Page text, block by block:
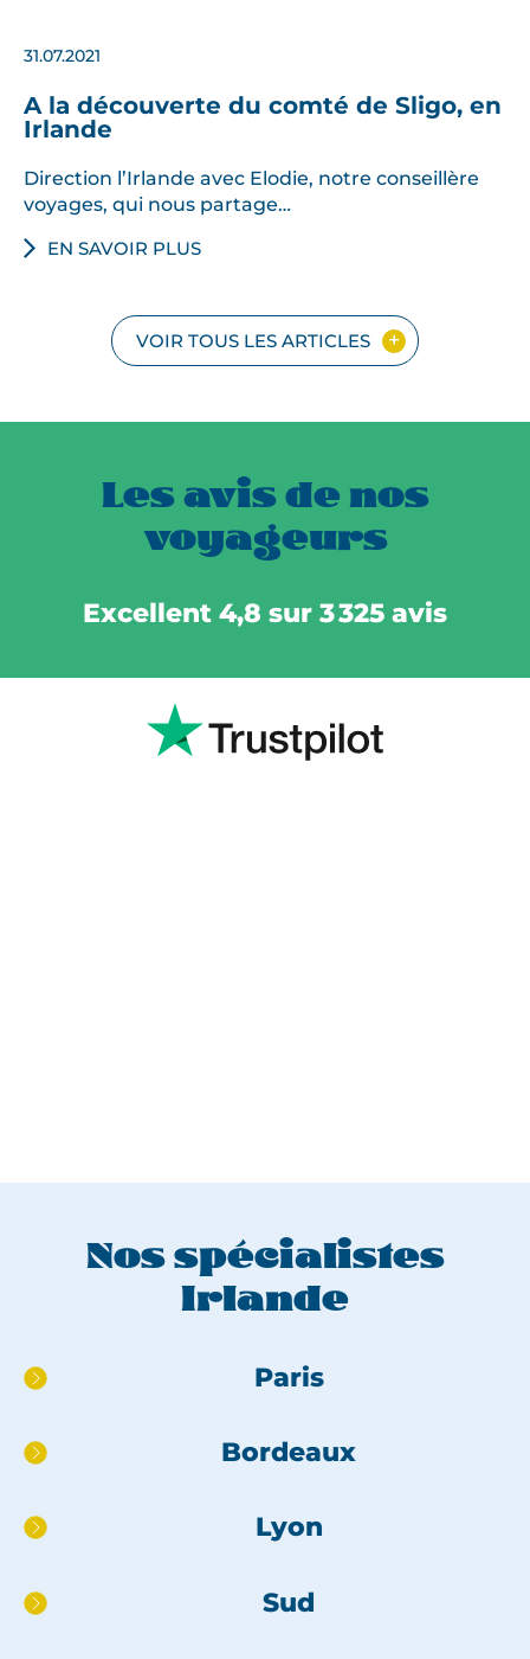
31.07.2021
A la découverte du comté de Sligo, en
Irlande
Direction l’Irlande avec Elodie, notre conseillère
voyages, qui nous partage…
EN SAVOIR PLUS
VOIR TOUS LES ARTICLES
Les avis de nos
voyageurs
Excellent 4,8 sur 3 325 avis
Nos spécialistes
Irlande
Aller
pied
Paris
Bordeaux
Lyon
Sud